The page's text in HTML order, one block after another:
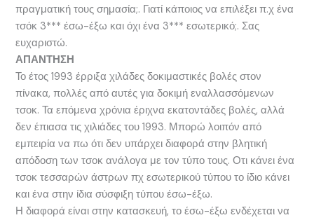
πραγματική τους σημασία;. Γιατί κάποιος να επιλέξει π.χ ένα
τσόκ 3*** έσω-έξω και όχι ένα 3*** εσωτερικό;. Σας
ευχαριστώ.
ΑΠΑΝΤΗΣΗ
Το έτος 1993 έρριξα χιλάδες δοκιμαστικές βολές στον
πίνακα, πολλές από αυτές για δοκιμή εναλλασσόμενων
τσοκ. Τα επόμενα χρόνια έριχνα εκατοντάδες βολές, αλλά
δεν έπιασα τις χιλιάδες του 1993. Μπορώ λοιπόν από
εμπειρία να πω ότι δεν υπάρχει διαφορά στην βλητική
απόδοση των τσοκ ανάλογα με τον τύπο τους. Οτι κάνει ένα
τσοκ τεσσαρών άστρων πχ εσωτερικού τύπου το ίδιο κάνει
και ένα στην ίδια σύσφιξη τύπου έσω-έξω.
Η διαφορά είναι στην κατασκευή, το έσω-έξω ενδέχεται να